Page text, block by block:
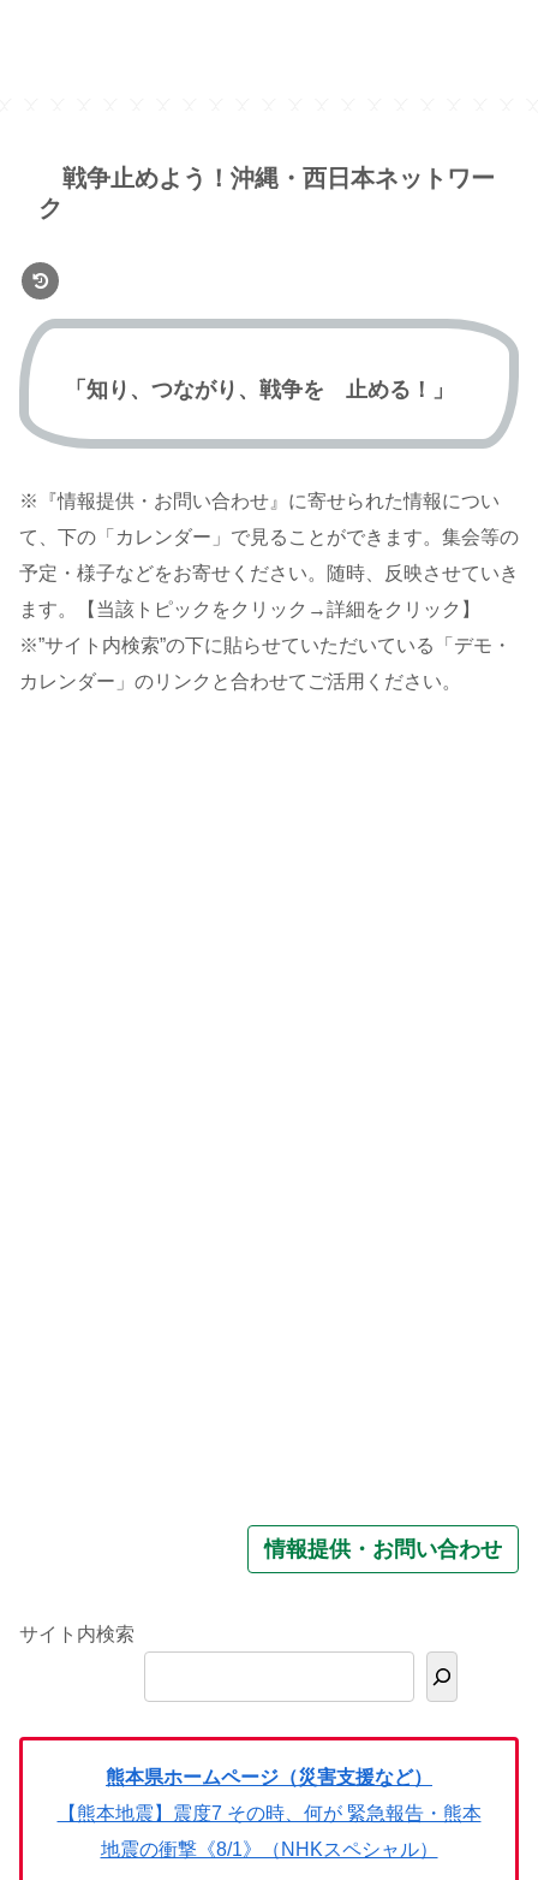
戦争止めよう！沖縄・西日本ネットワー
ク
「知り、つながり、戦争を 止める！」
※『情報提供・お問い合わせ』に寄せられた情報につい
て、下の「カレンダー」で見ることができます。集会等の
予定・様子などをお寄せください。随時、反映させていき
ます。【当該トピックをクリック→詳細をクリック】
※”サイト内検索”の下に貼らせていただいている「デモ・
カレンダー」のリンクと合わせてご活用ください。
情報提供・お問い合わせ
サイト内検索
熊本県ホームページ（災害支援など）
【熊本地震】震度7 その時、何が 緊急報告・熊本
地震の衝撃《8/1》（NHKスペシャル）